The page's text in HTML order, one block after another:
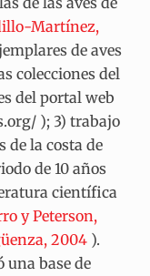
Martínez,
de aves
colecciones del
del portal web
);3) trabajo
de la costa de
de 10 años
científica
y Peterson,
2004 ).
una base de